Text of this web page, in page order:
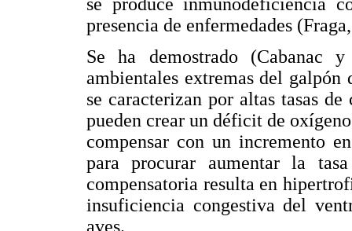
se produce inmunodeficiencia
presencia de enfermedades
Se ha demostrado (Cabanac
ambientales extremas del
se caracterizan por altas tasas
pueden crear un déficit de
compensar con un incremento
para procurar aumentar la
compensatoria resulta en
insuficiencia congestiva del
aves.